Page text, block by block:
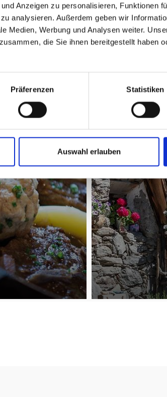
Anzeigen zu personalisieren, Funktionen
analysieren. Außerdem geben wir
Medien, Werbung und Analysen weiter.
die Sie ihnen bereitgestellt haben
Präferenzen Statistiken
Auswahl erlauben
der Transhumanz". Hier steht das
nur Traditionsgerichte rund um das
RESTAURANTS
Mehr erfahren